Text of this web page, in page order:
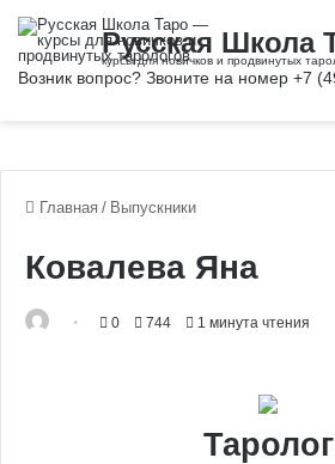
Главная / Выпускники
Ковалева Яна
0 744 1 минута чтения
Таролог